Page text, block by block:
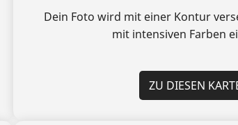
Dein Foto wird mit einer Kontur
mit intensiven Farben
ZU DIESEN